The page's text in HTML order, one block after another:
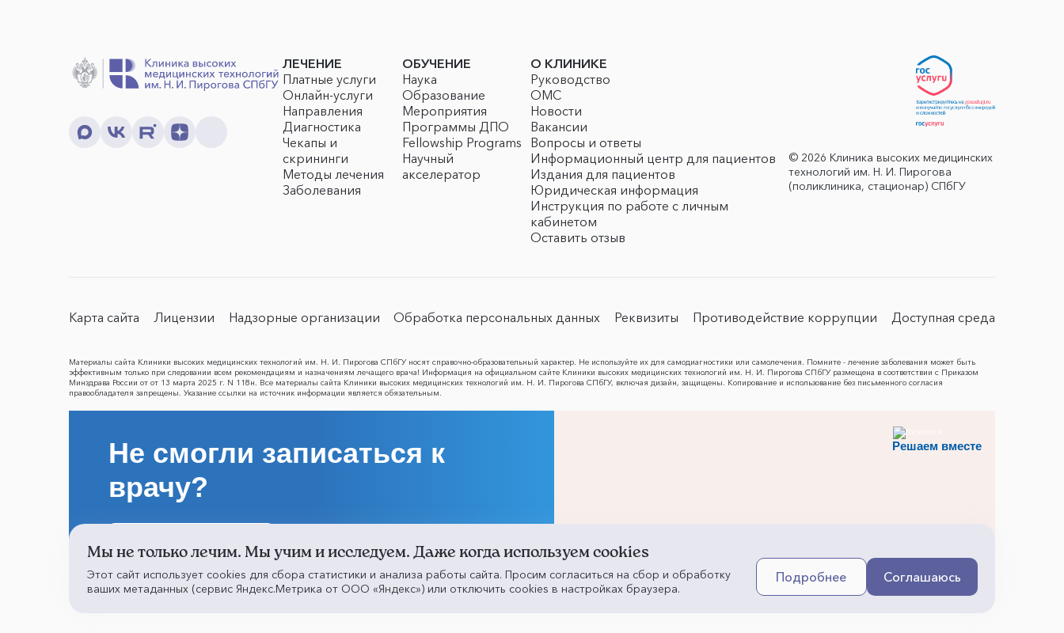
ЛЕЧЕНИЕ
Платные услуги
Онлайн-услуги
Направления
Диагностика
Чекапы и
скрининги
Методы лечения
Заболевания
ОБУЧЕНИЕ
Наука
Образование
Мероприятия
Программы ДПО
Fellowship Programs
Научный
акселератор
О КЛИНИКЕ
Руководство
ОМС
Новости
Вакансии
Вопросы и ответы
Информационный центр для пациентов
Издания для пациентов
Юридическая информация
Инструкция по работе с личным
кабинетом
Оставить отзыв
© 2026 Клиника высоких медицинских
технологий им. Н. И. Пирогова
(поликлиника, стационар) СПбГУ
Карта сайта Лицензии Надзорные организации Обработка персональных данных Реквизиты Противодействие коррупции Доступная среда
Материалы сайта Клиники высоких медицинских технологий им. Н. И. Пирогова СПбГУ носят справочно-образовательный характер. Не используйте их для самодиагностики или самолечения. Помните - лечение заболевания может быть
эффективным только при следовании всем рекомендациям и назначениям лечащего врача! Информация на официальном сайте Клиники высоких медицинских технологий им. Н. И. Пирогова СПбГУ размещена в соответствии с Приказом
Минздрава России от от 13 марта 2025 г. N 118н. Все материалы сайта Клиники высоких медицинских технологий им. Н. И. Пирогова СПбГУ, включая дизайн, защищены. Копирование и использование без письменного согласия
правообладателя запрещены. Указание ссылки на источник информации является обязательным.
Решаем вместе
Не смогли записаться к
врачу?
Написать о проблеме
Мы не только лечим. Мы учим и исследуем. Даже когда используем cookies
Этот сайт использует cookies для сбора статистики и анализа работы сайта. Просим согласиться на сбор и обработку
ваших метаданных (сервис Яндекс.Метрика от ООО «Яндекс») или отключить cookies в настройках браузера.
Подробнее Соглашаюсь